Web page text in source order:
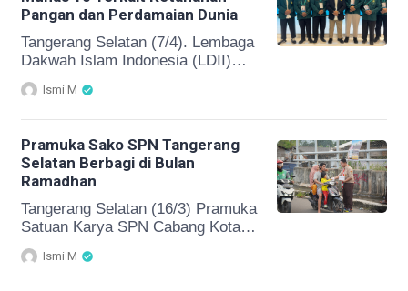
kesuksesan di masa muda kepada
ratusan peserta. Talkshow yang
dimoderatori oleh Sekretaris Lines
[…]
Pangan dan Perdamaian Dunia
Tangerang Selatan (7/4). Lembaga
Dakwah Islam Indonesia (LDII)
resmi membuka Musyawarah
Nasional (Munas) ke-10 di Grand
Ballroom Ponpes Minhajurrosyidin,
utama lima tahunan ini meliputi
laporan pertanggungjawaban
pengurus lama serta pemilihan
Ketua Umum DPP LDII untuk
periode 2026-2031. Acara dibuka
LDII, Ir. H. Chriswanto Santoso,
Ismi M
Pramuka Sako SPN Tangerang
Selatan Berbagi di Bulan
Ramadhan
Tangerang Selatan (16/3) Pramuka
Satuan Karya SPN Cabang Kota
Tangerang Selatan menggelar
kegiatan sosial dengan
membagikan 150 paket takjil
Ismi M